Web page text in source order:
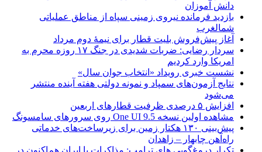
دانش آموزان
بازدید فرمانده نیروی زمینی سپاه از مناطق عملیاتی
شمالغرب
آغاز پیش‌فروش بلیت قطار برای نیمۀ دوم مرداد
سردار رضایی: ضربات شدیدی در جنگ ۱۷ روزه محرم به
امریکا وارد کردیم
نشست خبری رویداد «انتخاب جوان سال»
نتایج آزمون‌های سمپاد و نمونه دولتی هفته آینده منتشر
می‌شود
افزایش ۵ درصدی ظرفیت قطارهای اربعین
مشاهده اولین نسخه One UI 9.5 روی سرورهای سامسونگ
پیش‌بینی ۱۳۰ هکتار زمین برای زیرساخت‌های خدماتی
راه‌آهن چابهار – زاهدان
تکرار دروغ‌گویی های ترامپ: مذاکرات با ایران هم‌اکنون در